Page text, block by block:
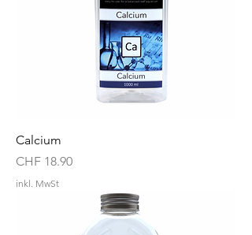
Calcium
Preis
CHF 18.90
inkl. MwSt